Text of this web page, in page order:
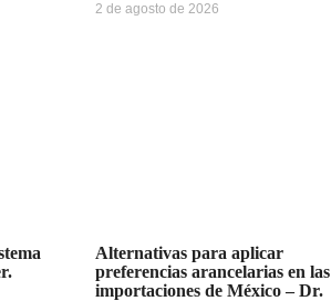
2 de agosto de 2026
Alternativas para aplicar
preferencias arancelarias en las
importaciones de México – Dr.